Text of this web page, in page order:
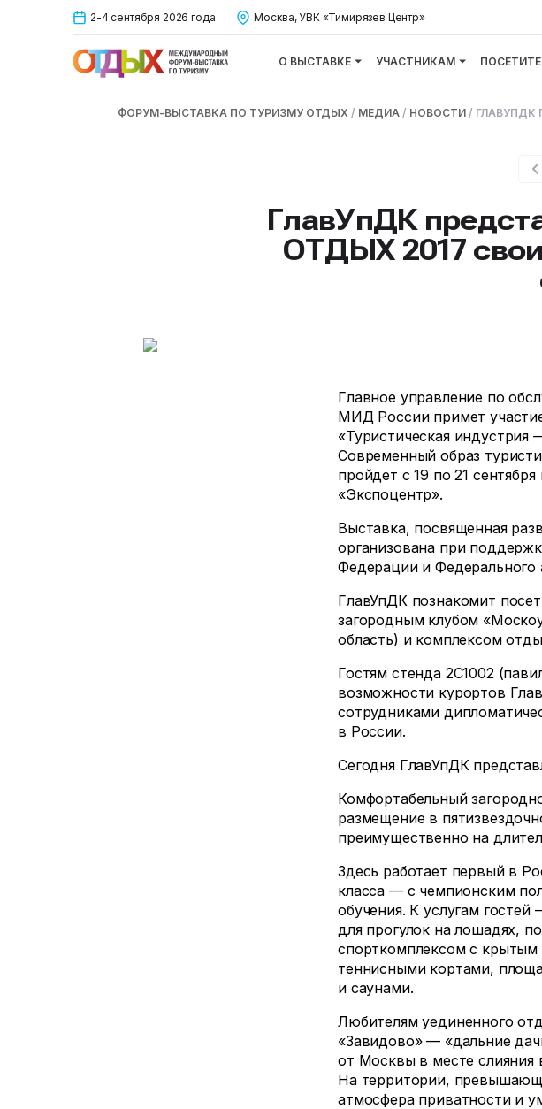
О ВЫСТАВКЕ УЧАСТНИКАМ
2-4 сентября 2026 года Москва, УВК «Тимирязев Центр»
ФОРУМ-ВЫСТАВКА ПО ТУРИЗМУ ОТДЫХ / МЕДИА / НОВОСТИ / ГЛАВУПДК
ГлавУпДК
ОТДЫХ 2017
Главное управление по
МИД России примет
«Туристическая индустрия
Современный образ
пройдет с 19 по 21
«Экспоцентр».
Выставка, посвященная
организована при
Федерации и Федерального
ГлавУпДК познакомит
загородным клубом
область) и комплексом
Гостям стенда 2С1002
возможности курортов
сотрудниками
в России.
Сегодня ГлавУпДК
Комфортабельный
размещение в
преимущественно на
Здесь работает первый в
класса — с чемпионским
обучения. К услугам
для прогулок на лошадях,
спорткомплексом с
теннисными кортами,
и саунами.
Любителям уединенного
«Завидово» — «дальние
от Москвы в месте
На территории,
атмосфера приватности и